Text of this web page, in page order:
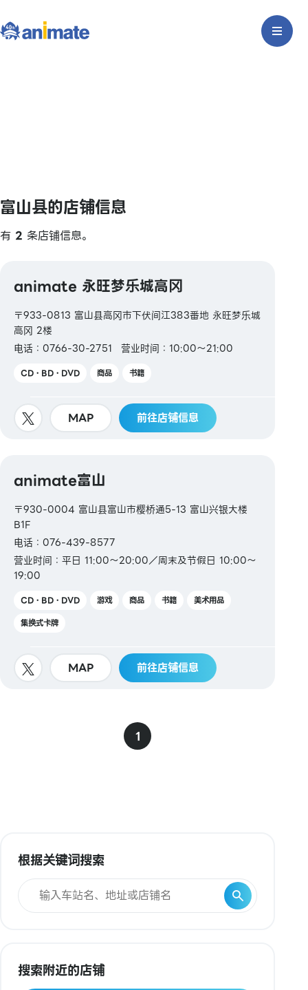
富山县的店铺信息
有 2 条店铺信息。
animate 永旺梦乐城高冈
〒933-0813 富山县高冈市下伏间江383番地 永旺梦乐城
高冈 2楼
电话：0766-30-2751
营业时间：10:00～21:00
CD・BD・DVD 商品 书籍
MAP 前往店铺信息
animate富山
〒930-0004 富山县富山市樱桥通5-13 富山兴银大楼
B1F
电话：076-439-8577
营业时间：平日 11:00～20:00／周末及节假日 10:00～
19:00
CD・BD・DVD 游戏 商品 书籍
美术用品
集换式卡牌
MAP 前往店铺信息
1
根据关键词搜索
搜索附近的店铺